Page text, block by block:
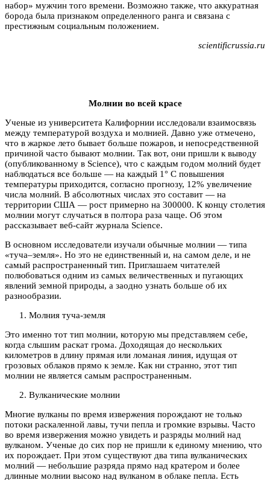
набор» мужчин того времени. Возможно также, что аккуратная
борода была признаком определенного ранга и связана с
престижным социальным положением.
scientificrussia.ru
Молнии во всей красе
Ученые из университета Калифорнии исследовали взаимосвязь
между температурой воздуха и молнией. Давно уже отмечено,
что в жаркое лето бывает больше пожаров, и непосредственной
причиной часто бывают молнии. Так вот, они пришли к выводу
(опубликованному в Science), что с каждым годом молний будет
наблюдаться все больше — на каждый 1° С повышения
температуры приходится, согласно прогнозу, 12% увеличение
числа молний. В абсолютных числах это составит — на
территории США — рост примерно на 300000. К концу столетия
молнии могут случаться в полтора раза чаще. Об этом
рассказывает веб-сайт журнала Science.
В основном исследователи изучали обычные молнии — типа
«туча–земля». Но это не единственный и, на самом деле, и не
самый распространенный тип. Приглашаем читателей
полюбоваться одним из самых величественных и пугающих
явлений земной природы, а заодно узнать больше об их
разнообразии.
Молния туча-земля
Это именно тот тип молнии, которую мы представляем себе,
когда слышим раскат грома. Доходящая до нескольких
километров в длину прямая или ломаная линия, идущая от
грозовых облаков прямо к земле. Как ни странно, этот тип
молнии не является самым распространенным.
Вулканические молнии
Многие вулканы по время извержения порождают не только
потоки раскаленной лавы, тучи пепла и громкие взрывы. Часто
во время извержения можно увидеть и разряды молний над
вулканом. Ученые до сих пор не пришли к единому мнению, что
их порождает. При этом существуют два типа вулканических
молний — небольшие разряда прямо над кратером и более
длинные молнии высоко над вулканом в облаке пепла. Есть